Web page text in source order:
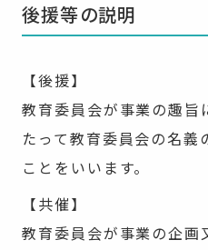
後援等の説明
【後援】
教育委員会が事業の趣旨
たって教育委員会の名義
ことをいいます。
【共催】
教育委員会が事業の企画